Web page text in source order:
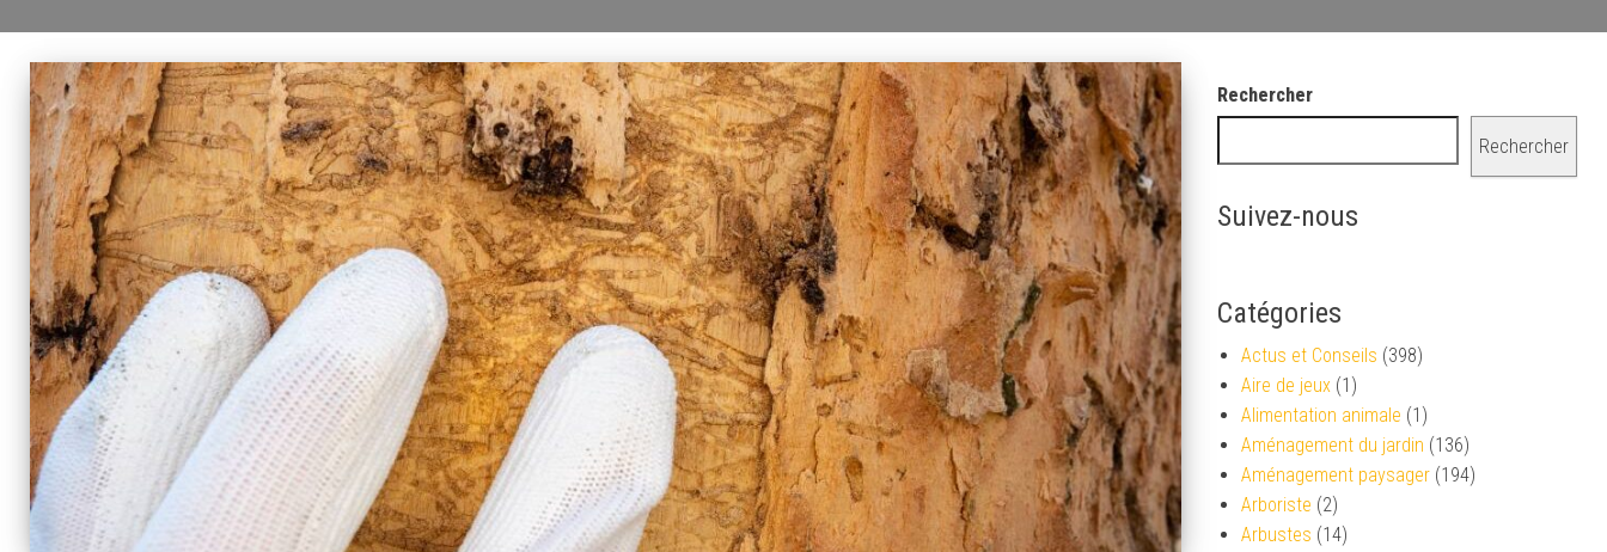
Rechercher
Rechercher
Suivez-nous
Catégories
Actus et Conseils (398)
Aire de jeux (1)
Alimentation animale (1)
Aménagement du jardin (136)
Aménagement paysager (194)
Arboriste (2)
Arbustes (14)